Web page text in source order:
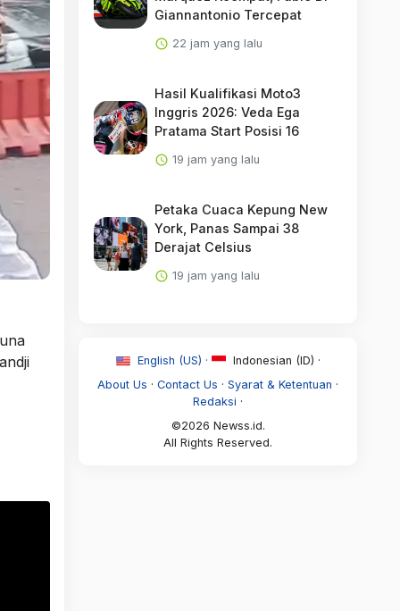
Giannantonio Tercepat
22 jam yang lalu
Hasil Kualifikasi Moto3
Inggris 2026: Veda Ega
Pratama Start Posisi 16
19 jam yang lalu
Petaka Cuaca Kepung New
York, Panas Sampai 38
Derajat Celsius
19 jam yang lalu
English (US) ·
Indonesian (ID) ·
About Us · Contact Us · Syarat & Ketentuan ·
Redaksi ·
©2026 Newss.id.
All Rights Reserved.